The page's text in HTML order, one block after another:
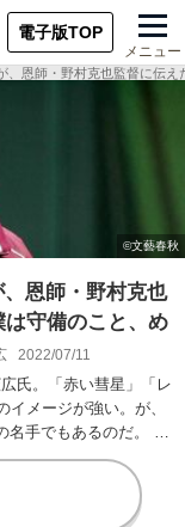
電子版TOP
メニュー
、恩師・野村克也監督に伝
恩師・野村克也
守備のこと、め
2022/07/11
氏。「赤い彗星」「レ
イメージが強い。が、
名手でもあるのだ。 こ